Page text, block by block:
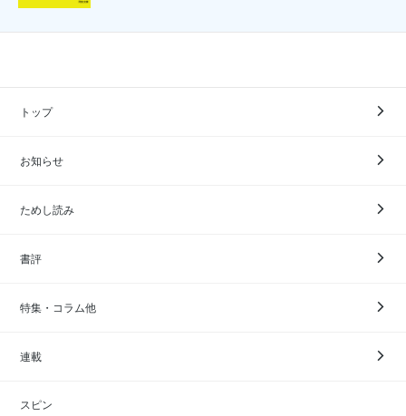
トップ
お知らせ
ためし読み
書評
特集・コラム他
連載
スピン